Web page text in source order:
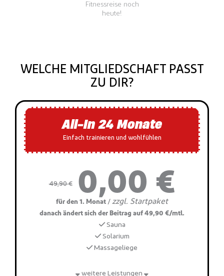
Fitnessreise noch
heute!
WELCHE MITGLIEDSCHAFT PASST
ZU DIR?
All-In 24 Monate
Einfach trainieren und wohlfühlen
49,90 € 0,00 €
für den 1. Monat / zzgl. Startpaket
danach ändert sich der Beitrag auf 49,90 €/mtl.
Sauna
Solarium
Massageliege
weitere Leistungen